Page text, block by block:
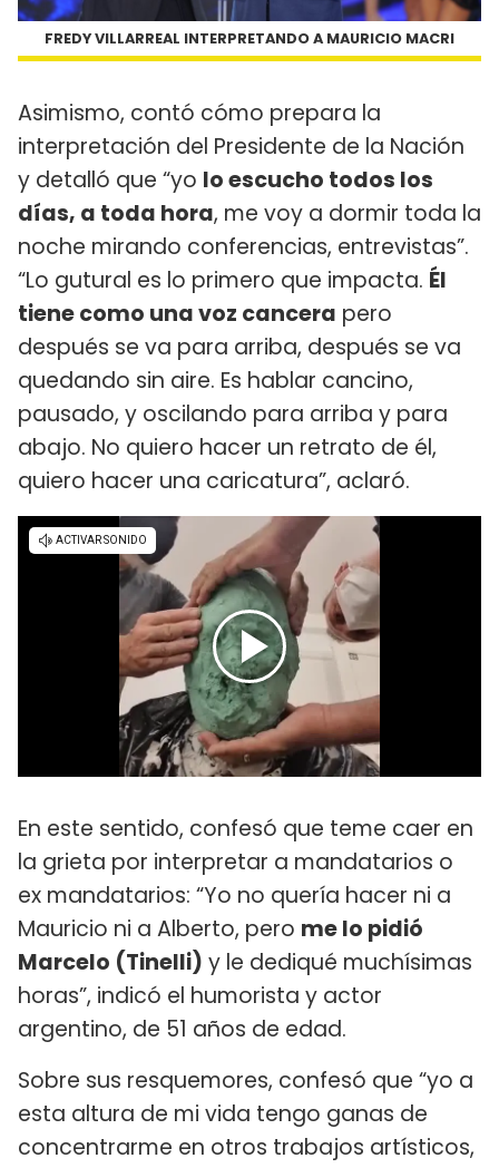
FREDY VILLARREAL INTERPRETANDO A MAURICIO MACRI
Asimismo, contó cómo prepara la
interpretación del Presidente de la Nación
y detalló que “yo lo escucho todos los
días, a toda hora, me voy a dormir toda la
noche mirando conferencias, entrevistas”.
“Lo gutural es lo primero que impacta. Él
tiene como una voz cancera pero
después se va para arriba, después se va
quedando sin aire. Es hablar cancino,
pausado, y oscilando para arriba y para
abajo. No quiero hacer un retrato de él,
quiero hacer una caricatura”, aclaró.
En este sentido, confesó que teme caer en
la grieta por interpretar a mandatarios o
ex mandatarios: “Yo no quería hacer ni a
Mauricio ni a Alberto, pero me lo pidió
Marcelo (Tinelli) y le dediqué muchísimas
horas”, indicó el humorista y actor
argentino, de 51 años de edad.
Sobre sus resquemores, confesó que “yo a
esta altura de mi vida tengo ganas de
concentrarme en otros trabajos artísticos,